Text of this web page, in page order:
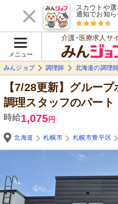
スカウトや
通知でお知ら
メニュー
介護･医療求人サ
みんジョブ
調理師 北海道の調理師
【7/28更新】グルー
調理スタッフのパート
時給1,075円
北海道
札幌市 札幌市豊平区